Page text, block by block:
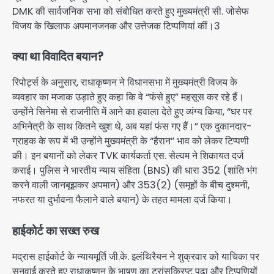
DMK की सार्वजनिक सभा को संबोधित करते हुए मुख्यमंत्री सी. जोसेफ
विजय के खिलाफ अपमानजनक और उत्तेजक टिप्पणियां कीं।3
क्या था विवादित बयान?
रिपोर्ट्स के अनुसार, राधाकृष्णन ने विधानसभा में मुख्यमंत्री विजय के
व्यवहार का मजाक उड़ाते हुए कहा कि वे “फंसे हुए” महसूस कर रहे हैं।
उन्होंने सिनेमा से राजनीति में आने का हवाला देते हुए व्यंग्य किया, “घर पर
अभिनेत्री के साथ कितने खुश थे, अब यहां फंस गए हैं।” एक दुकानदार-
ग्राहक के रूप में भी उन्होंने मुख्यमंत्री के “हैरान” भाव को लेकर टिप्पणी
की। इन बयानों को लेकर TVK कार्यकर्ता एस. सेल्वम ने शिकायत दर्ज
कराई। पुलिस ने भारतीय न्याय संहिता (BNS) की धारा 352 (शांति भंग
करने वाली जानबूझकर अपमान) और 353(2) (समूहों के बीच दुश्मनी,
नफरत या दुर्भावना फैलाने वाले बयान) के तहत मामला दर्ज किया।
हाईकोर्ट का सख्त रुख
मद्रास हाईकोर्ट के न्यायमूर्ति जी.के. इलंथिरैयन ने शुक्रवार को याचिका पर
सुनवाई करते हुए राधाकृष्णन के भाषण का ट्रांसक्रिप्ट पढ़ा और टिप्पणियों